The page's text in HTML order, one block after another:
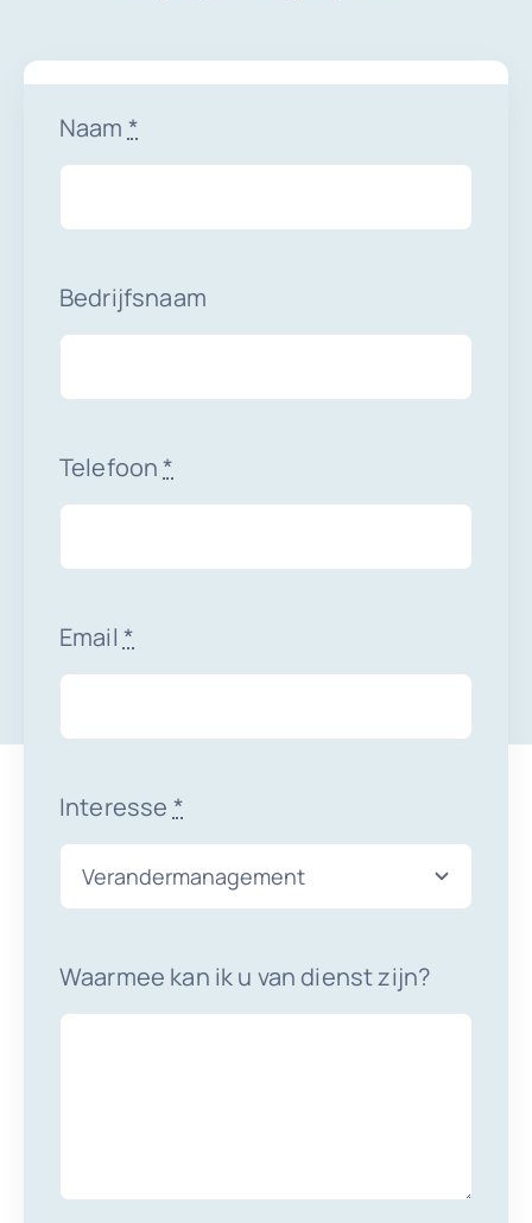
Naam *
Bedrijfsnaam
Telefoon*
Email *
Interesse *
Waarmee kan ik u van dienst zijn?